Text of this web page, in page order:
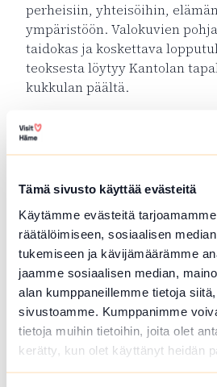
Tämä sivusto käyttää evästeitä
Käytämme evästeitä
räätälöimiseen, sosiaalisen
tukemiseen ja kävijämäärämme
jaamme sosiaalisen median,
alan kumppaneillemme tietoja
sivustoamme. Kumppanimme
tietoja muihin tietoihin, joita olet
kerätty, kun olet käyttänyt heidän
perheisiin, yhteisöihin,
ympäristöön. Valokuvien
taidokas ja koskettava
teoksesta löytyy Kantolan
kukkulan päältä.
Vanajan kirkko
1500-luvun alkupuolella
kirkkoon yksi Suomen
keskiaikaisista
erikoisuutena on ulkoinen
länsipäädyssä.
Antinportti, Antti
Nurmesniemi 1999